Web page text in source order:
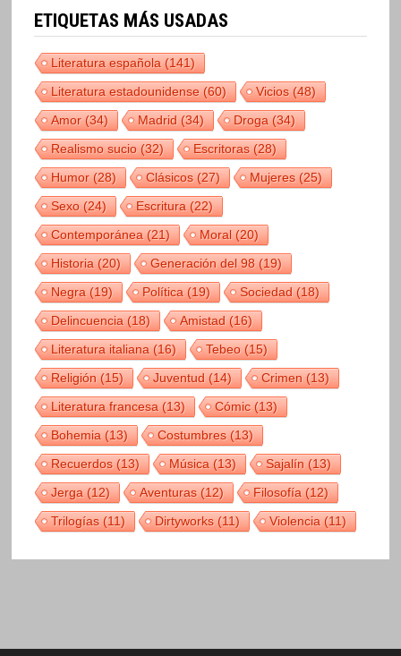
ETIQUETAS MÁS USADAS
Literatura española(141)
Literatura estadounidense(60) Vicios(48)
Amor(34) Madrid(34) Droga(34)
Realismo sucio(32) Escritoras(28)
Humor(28) Clásicos(27) Mujeres(25)
Sexo(24) Escritura(22)
Contemporánea(21) Moral(20)
Historia(20) Generación del 98(19)
Negra(19) Política(19) Sociedad(18)
Delincuencia(18) Amistad(16)
Literatura italiana(16) Tebeo(15)
Religión(15) Juventud(14) Crimen(13)
Literatura francesa(13) Cómic(13)
Bohemia(13) Costumbres(13)
Recuerdos(13) Música(13) Sajalín(13)
Jerga(12) Aventuras(12) Filosofía(12)
Trilogías(11) Dirtyworks(11) Violencia(11)